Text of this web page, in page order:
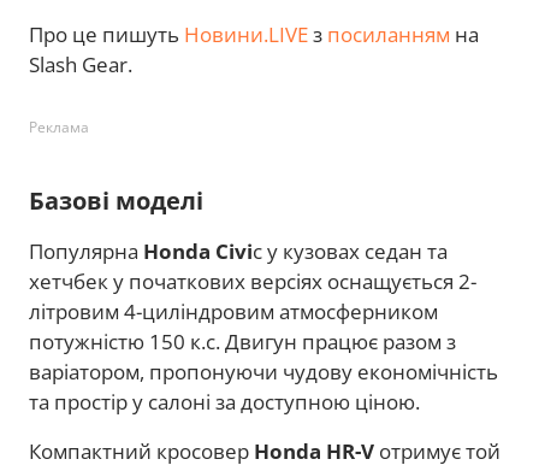
Про це пишуть Новини.LIVEз посиланням на
Slash Gear.
Реклама
Базові моделі
Популярна Honda Civic у кузовах седан та
хетчбек у початкових версіях оснащується 2-
літровим 4-циліндровим атмосферником
потужністю 150 к.с. Двигун працює разом з
варіатором, пропонуючи чудову економічність
та простір у салоні за доступною ціною.
Компактний кросовер Honda HR-V отримує той